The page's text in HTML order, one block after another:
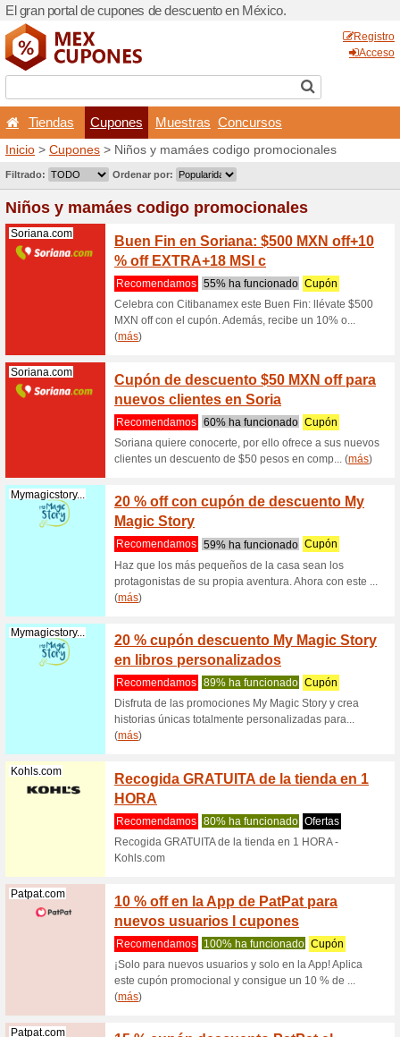
El gran portal de cupones
Tiendas Cupones
Inicio>Cupones> Niños y
Ordenar
Niños y mamáes
Soriana.com
% off
(más
Soriana.com